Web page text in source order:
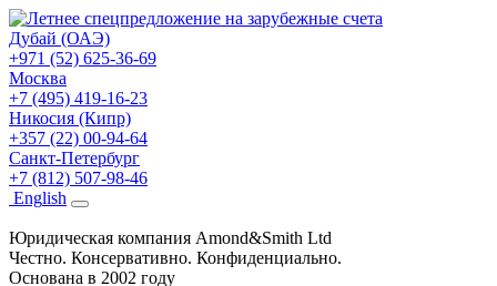
Дубай (ОАЭ)
+971 (52) 625-36-69
Москва
+7 (495) 419-16-23
Никосия (Кипр)
+357 (22) 00-94-64
Санкт-Петербург
+7 (812) 507-98-46
English
Юридическая компания Amond&Smith Ltd
Честно. Консервативно. Конфиденциально.
Основана в 2002 году